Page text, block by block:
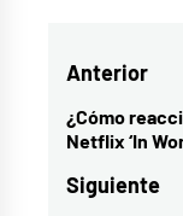
tracy
sá
de
Anterior
Entrada
anterior:
¿Cómo
Netflix ‘In
Siguiente